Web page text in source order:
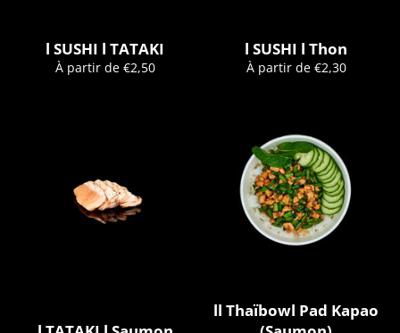
l SUSHI l TATAKI
À partir de €2,50
l SUSHI l Thon
À partir de €2,30
ll Thaïbowl Pad Kapao